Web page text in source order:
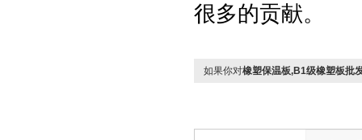
很多的贡献。
如果你对橡塑保温板,B1级橡塑板批